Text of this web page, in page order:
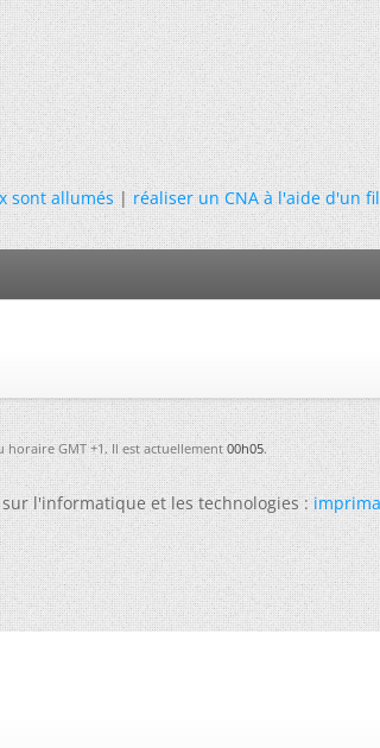
sont allumés|réaliser un CNA à l'aide d'un
horaire GMT +1. Il est actuellement00h05.
l'informatique et les technologies :